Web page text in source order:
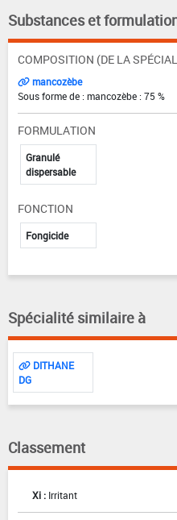
Substances et
COMPOSITION (DE LA
mancozèbe
Sous forme de : mancozèbe : 75 %
FORMULATION
Granulé
dispersable
FONCTION
Fongicide
Spécialité similaire à
DITHANE
DG
Classement
Xi : Irritant